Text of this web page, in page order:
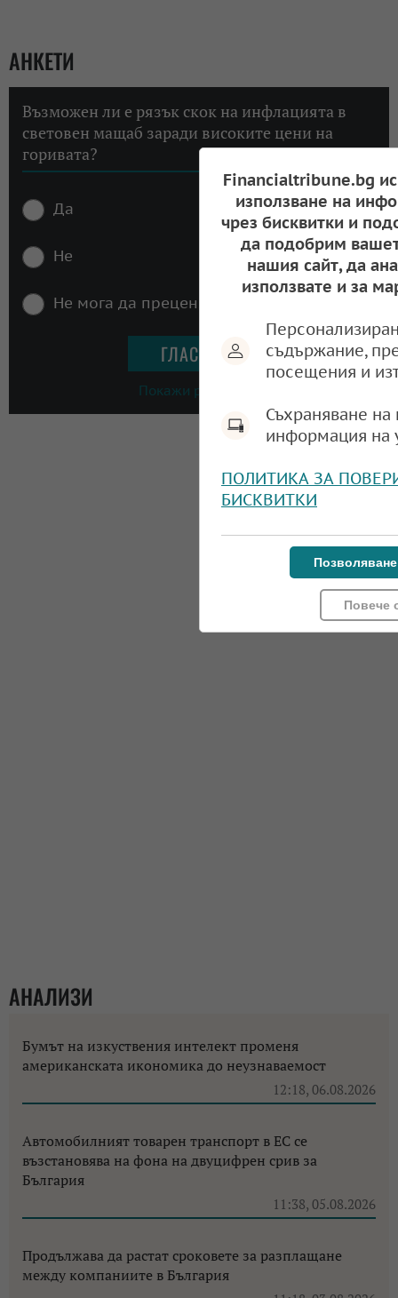
АНКЕТИ
Възможен ли е рязък скок на инфлацията в
световен мащаб заради високите цени на
горивата?
Да
Не
Не мога да преценя
Покажи резултати
АНАЛИЗИ
Бумът на изкуствения интелект променя
американската икономика до неузнаваемост
12:18, 06.08.2026
Автомобилният товарен транспорт в ЕС се
възстановява на фона на двуцифрен срив за
България
11:38, 05.08.2026
Продължава да растат сроковете за разплащане
между компаниите в България
Financialtribune.bg
използване на
чрез бисквитки и
да подобрим
нашия сайт, да
използвате и за
съдържание,
посещения и
Съхраняване
информация на
ПОЛИТИКА ЗА
БИСКВИТКИ
Повече